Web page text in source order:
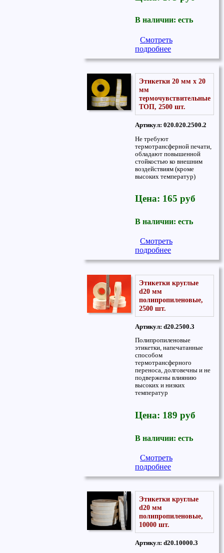
В наличии: есть
Смотреть
подробнее
Этикетки 20 мм x 20
мм
термочувствительные
ТОП, 2500 шт.
Артикул: 020.020.2500.2
Не требуют
термотрансферной печати,
обладают повышенной
стойкостью ко внешним
воздействиям (кроме
высоких температур)
Цена: 165 руб
В наличии: есть
Смотреть
подробнее
Этикетки круглые
d20 мм
полипропиленовые,
2500 шт.
Артикул: d20.2500.3
Полипропиленовые
этикетки, напечатанные
способом
термотрансферного
переноса, долговечны и не
подвержены влиянию
высоких и низких
температур
Цена: 189 руб
В наличии: есть
Смотреть
подробнее
Этикетки круглые
d20 мм
полипропиленовые,
10000 шт.
Артикул: d20.10000.3